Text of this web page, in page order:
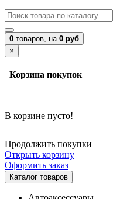
0 товаров, на 0 руб
×
Корзина покупок
В корзине пусто!
Продолжить покупки
Открыть корзину
Оформить заказ
Каталог товаров